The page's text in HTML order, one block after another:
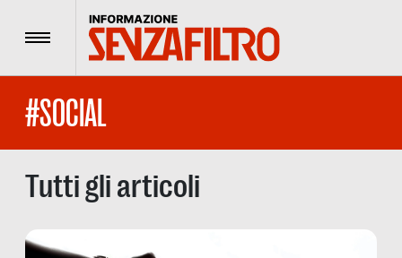
Menu
#SOCIAL
Tutti gli articoli